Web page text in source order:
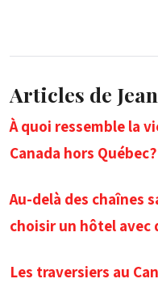
Articles de
À quoi ressemble la
Canada hors Québec?
Au-delà des chaînes
choisir un hôtel avec
Les traversiers au